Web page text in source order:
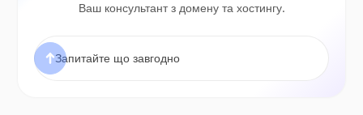
Ваш консультант з домену та хостингу.